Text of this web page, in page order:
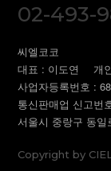
02-493-
씨엘코코
대표 : 이도연
개
사업자등록번호 :
통신판매업 신고번
서울시 중랑구 동일
Copyright by